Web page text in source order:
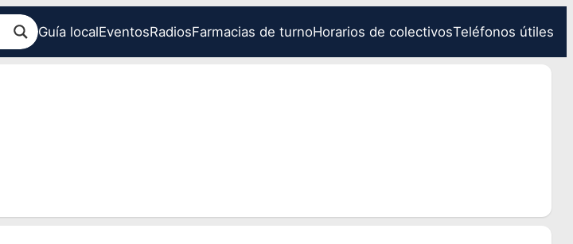
Guía localEventosRadiosFarmacias de turnoHorarios de colectivosTeléfonos útiles